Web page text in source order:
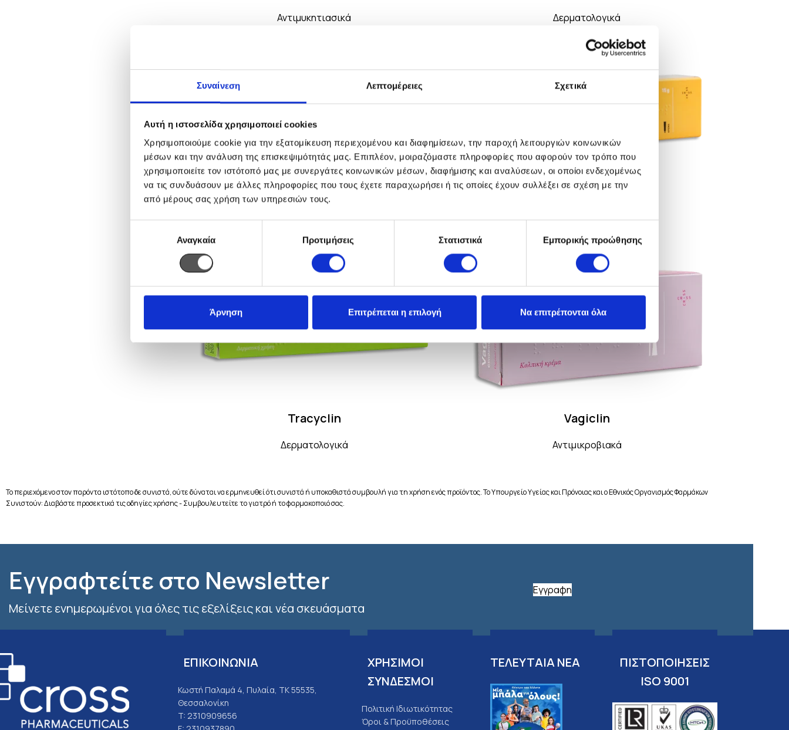
Συναίνεση Λεπτομέρειες Σχετικά
Αυτή η ιστοσελίδα χρησιμοποιεί cookies
Χρησιμοποιούμε cookie για την εξατομίκευση περιεχομένου και διαφημίσεων, την παροχή λειτουργιών κοινωνικών
μέσων και την ανάλυση της επισκεψιμότητάς μας. Επιπλέον, μοιραζόμαστε πληροφορίες που αφορούν τον τρόπο που
χρησιμοποιείτε τον ιστότοπό μας με συνεργάτες κοινωνικών μέσων, διαφήμισης και αναλύσεων, οι οποίοι ενδεχομένως
να τις συνδυάσουν με άλλες πληροφορίες που τους έχετε παραχωρήσει ή τις οποίες έχουν συλλέξει σε σχέση με την
από μέρους σας χρήση των υπηρεσιών τους.
συγκατάθεσηςΑναγκαία Προτιμήσεις Στατιστικά Εμπορικής προώθησης
Άρνηση Επιτρέπεται η επιλογή Να επιτρέπονται όλα
Αντιμυκητιασικά Δερματολογικά
Osaera 5%
Tracyclin
Δερματολογικά
Vagiclin
Αντιμικροβιακά
Το περιεχόμενο στον παρόντα ιστότοπο δε συνιστά, ούτε δύναται να ερμηνευθεί ότι συνιστά ή υποκαθιστά συμβουλή για τη χρήση ενός προϊόντος. Το Υπουργείο Υγείας και Πρόνοιας και ο Εθνικός Οργανισμός Φαρμάκων
Συνιστούν: Διαβάστε προσεκτικά τις οδηγίες χρήσης - Συμβουλευτείτε το γιατρό ή το φαρμακοποιό σας.
Εγγραφτείτε στο Newsletter
Μείνετε ενημερωμένοι για όλες τις εξελίξεις και νέα σκευάσματα
Εγγραφη
ΕΠΙΚΟΙΝΩΝΙΑ
Κωστή Παλαμά 4, Πυλαία, ΤΚ 55535,
Θεσσαλονίκη
T: 2310909656
ΧΡΗΣΙΜΟΙ
ΣΥΝΔΕΣΜΟΙ
Πολιτική Ιδιωτικότητας
Όροι & Προϋποθέσεις
ΤΕΛΕΥΤΑΙΑ ΝΕΑ
ΠΙΣΤΟΠΟΙΗΣΕΙΣ
ISO 9001